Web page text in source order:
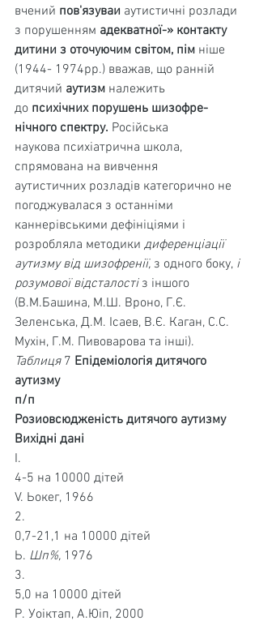
вчений пов'язуваи аутистичні розлади
з порушенням адекватної-» контакту
дитини з оточуючим світом, пім ніше
(1944- 1974рр.) вважав, що ранній
дитячий аутизм належить
до психічних порушень шизофре­
нічного спектру. Російська
наукова психіатрична школа,
спрямована на вивчення
аутистичних розладів категорично не
погоджувалася з останніми
каннерівськими дефініціями і
розробляла методики диференціації
аутизму від шизофренії, з одного боку, і
розумової відста­лості з іншого
(В.М.Башина, М.Ш. Вроно, Г.Є.
Зеленська, Д.М. Ісаев, В.Є. Каган, С.С.
Мухін, Г.М. Пивоварова та інші).
Таблиця 7 Епідеміологія дитячого
аутизму
п/п
Розиовсюдженість дитячого аутизму
Вихідні дані
І.
4-5 на 10000 дітей
V. Ьокег, 1966
2.
0,7-21,1 на 10000 дітей
Ь. Шп%, 1976
3.
5,0 на 10000 дітей
Р. Уоіктап, А.Юіп, 2000